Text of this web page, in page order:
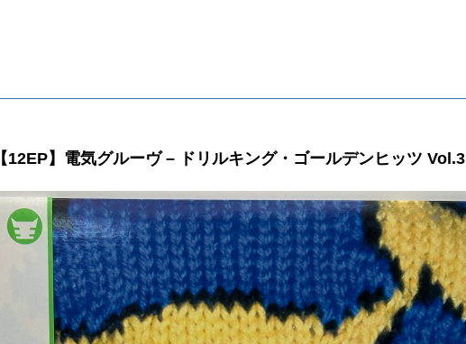
【12EP】電気グルーヴ – ドリルキング・ゴールデンヒッツ Vol.3